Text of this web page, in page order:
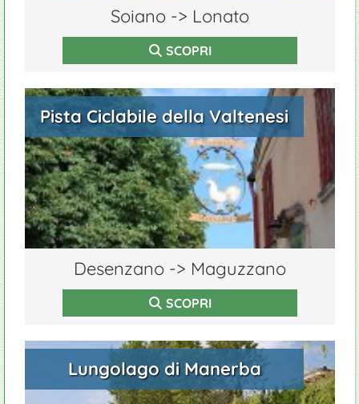
Soiano -> Lonato
SCOPRI
Pista Ciclabile della Valtenesi
Desenzano -> Maguzzano
SCOPRI
Lungolago di Manerba